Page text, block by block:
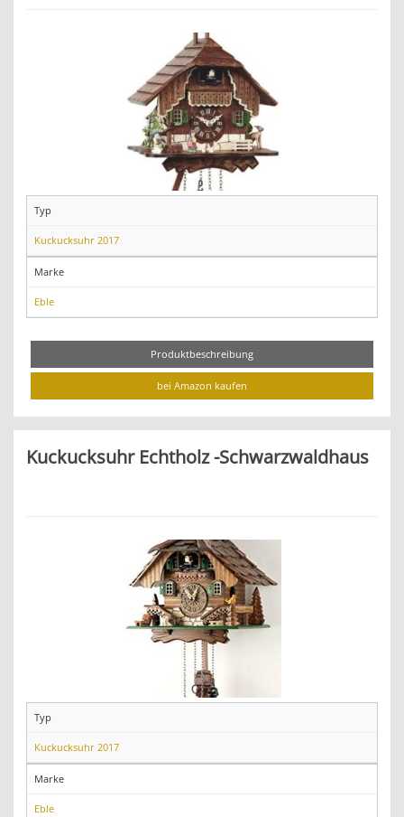
Typ
Kuckucksuhr 2017
Marke
Eble
Produktbeschreibung
bei Amazon kaufen
Kuckucksuhr Echtholz -Schwarzwaldhaus
Typ
Kuckucksuhr 2017
Marke
Eble